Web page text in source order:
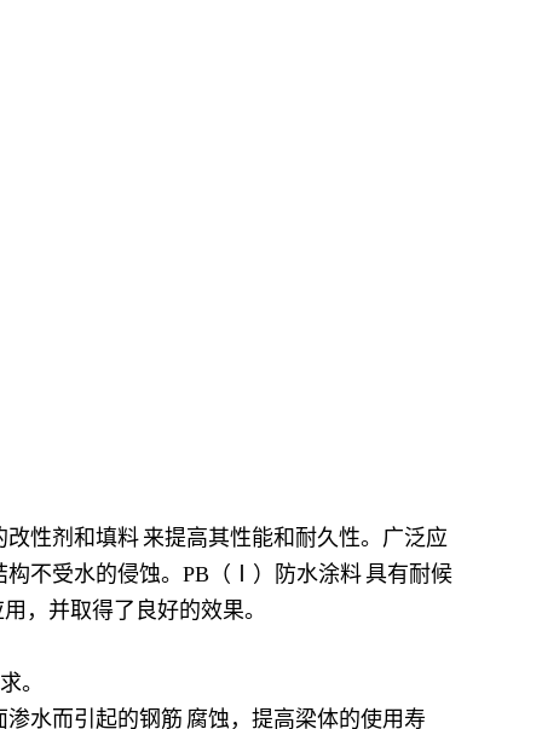
性剂和填料来提高其性能和耐久性。广泛应
构不受水的侵蚀。PB（Ⅰ）防水涂料 具有耐候
，并取得了良好的效果。
。
渗水而引起的钢筋 腐蚀，提高梁体的使用寿